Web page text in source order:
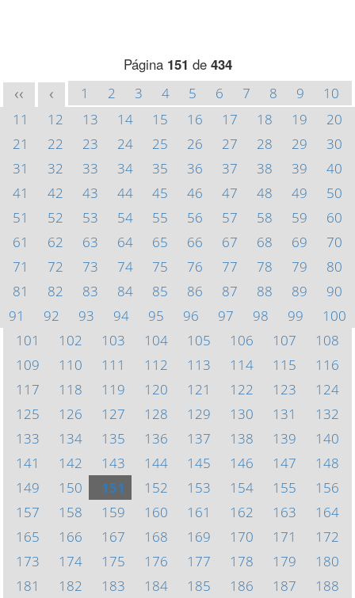
Página 151 de 434
<< < 1 2 3 4 5 6 7 8 9
10
11
12 13 14 15 16 17 18 19
20
21
22 23 24 25 26 27 28 29
30
31
32 33 34 35 36 37 38 39
40
41
42 43 44 45 46 47 48 49
50
51
52 53 54 55 56 57 58 59
60
61
62 63 64 65 66 67 68 69
70
71
72 73 74 75 76 77 78 79
80
81
82 83 84 85 86 87 88 89
90
91
92 93 94 95 96 97 98 99
100
101
102 103 104 105 106 107
108
109
110 111 112 113 114 115
116
117
118 119 120 121 122 123
124
125
126 127 128 129 130 131
132
133
134 135 136 137 138 139
140
141
142 143 144 145 146 147
148
149
150 151 152 153 154 155
156
157
158 159 160 161 162 163
164
165
166 167 168 169 170 171
172
173
174 175 176 177 178 179
180
181
182 183 184 185 186 187
188